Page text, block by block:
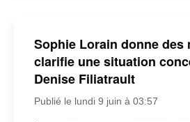
Sophie Lorain donne des
clarifie une situation
Denise Filiatrault
Publié le lundi 9 juin à 03:57